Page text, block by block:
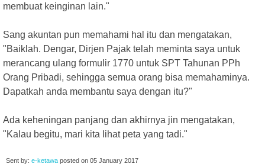
membuat keinginan lain."
Sang akuntan pun memahami hal itu dan mengatakan,
"Baiklah. Dengar, Dirjen Pajak telah meminta saya untuk
merancang ulang formulir 1770 untuk SPT Tahunan PPh
Orang Pribadi, sehingga semua orang bisa memahaminya.
Dapatkah anda membantu saya dengan itu?"
Ada keheningan panjang dan akhirnya jin mengatakan,
"Kalau begitu, mari kita lihat peta yang tadi."
Sent by: e-ketawa posted on 05 January 2017